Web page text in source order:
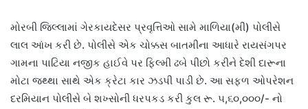
મોરબી જિલ્લામાં ગેરકાયદેસર પ્રવૃત્તિઓ સામે માળિયા(મી) પોલીસે
લાલ આંખ કરી છે. પોલીસે એક ચોક્કસ બાતમીના આધારે રાયસંગપર
ગામના પાટિયા નજીક હાઈવે પર ફિલ્મી ઢબે પીછો કરીને દેશી દારૂના
મોટા જથ્થા સાથે એક ક્રેટા કાર ઝડપી પાડી છે. આ સફળ ઓપરેશન
દરમિયાન પોલીસે બે શખ્સોની ધરપકડ કરી કુલ રૂ. ૫,૬૦,૦૦૦/- નો